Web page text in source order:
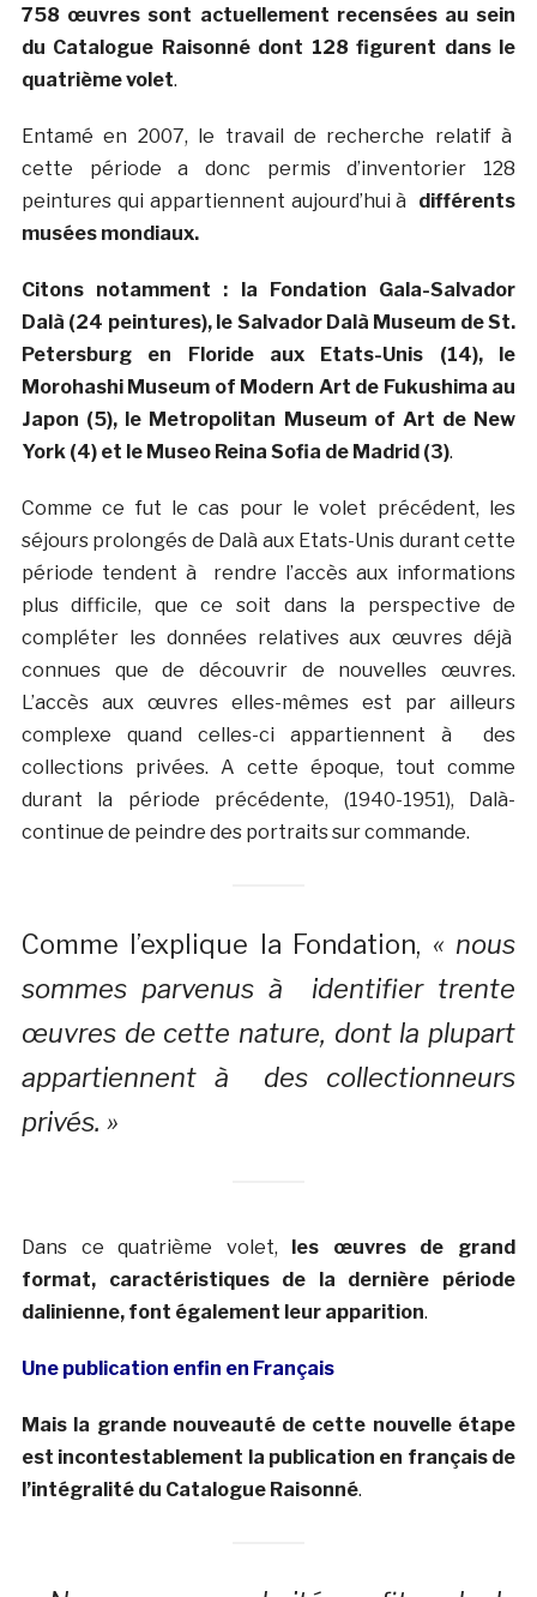
758 œuvres sont actuellement recensées au sein
du Catalogue Raisonné dont 128 figurent dans le
quatrième volet.
Entamé en 2007, le travail de recherche relatif à
cette période a donc permis d’inventorier 128
peintures qui appartiennent aujourd’hui à différents
musées mondiaux.
Citons notamment : la Fondation Gala-Salvador
Dalà­ (24 peintures), le Salvador Dalà­ Museum de St.
Petersburg en Floride aux Etats-Unis (14), le
Morohashi Museum of Modern Art de Fukushima au
Japon (5), le Metropolitan Museum of Art de New
York (4) et le Museo Reina Sofia de Madrid (3).
Comme ce fut le cas pour le volet précédent, les
séjours prolongés de Dalà­ aux Etats-Unis durant cette
période tendent à rendre l’accès aux informations
plus difficile, que ce soit dans la perspective de
compléter les données relatives aux œuvres déjà
connues que de découvrir de nouvelles œuvres.
L’accès aux œuvres elles-mêmes est par ailleurs
complexe quand celles-ci appartiennent à des
collections privées. A cette époque, tout comme
durant la période précédente, (1940-1951), Dalà­
continue de peindre des portraits sur commande.
Comme l’explique la Fondation, « nous
sommes parvenus à identifier trente
œuvres de cette nature, dont la plupart
appartiennent à des collectionneurs
privés. »
Dans ce quatrième volet, les œuvres de grand
format, caractéristiques de la dernière période
dalinienne, font également leur apparition.
Une publication enfin en Français
Mais la grande nouveauté de cette nouvelle étape
est incontestablement la publication en français de
l’intégralité du Catalogue Raisonné.